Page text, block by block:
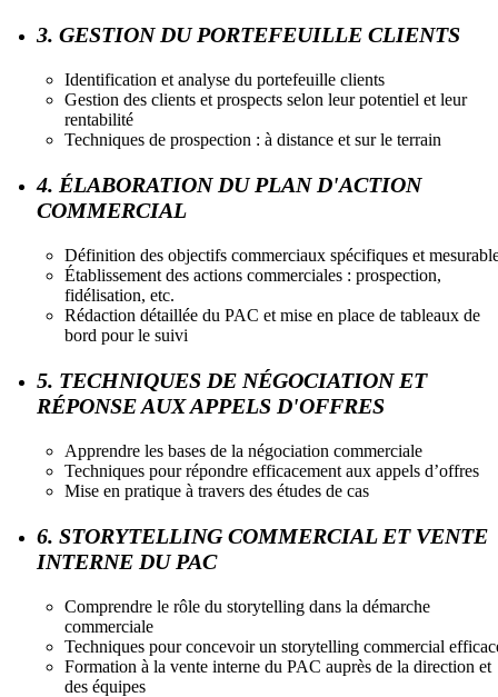
3. GESTION DU PORTEFEUILLE CLIENTS
Identification et analyse du portefeuille clients
Gestion des clients et prospects selon leur potentiel et leur
rentabilité
Techniques de prospection : à distance et sur le terrain
4. ÉLABORATION DU PLAN D'ACTION
COMMERCIAL
Définition des objectifs commerciaux spécifiques et
Établissement des actions commerciales : prospection,
fidélisation, etc.
Rédaction détaillée du PAC et mise en place de tableaux de
bord pour le suivi
5. TECHNIQUES DE NÉGOCIATION ET
RÉPONSE AUX APPELS D'OFFRES
Apprendre les bases de la négociation commerciale
Techniques pour répondre efficacement aux appels d’offres
Mise en pratique à travers des études de cas
6. STORYTELLING COMMERCIAL ET VENTE
INTERNE DU PAC
Comprendre le rôle du storytelling dans la démarche
commerciale
Techniques pour concevoir un storytelling commercial
Formation à la vente interne du PAC auprès de la direction et
des équipes